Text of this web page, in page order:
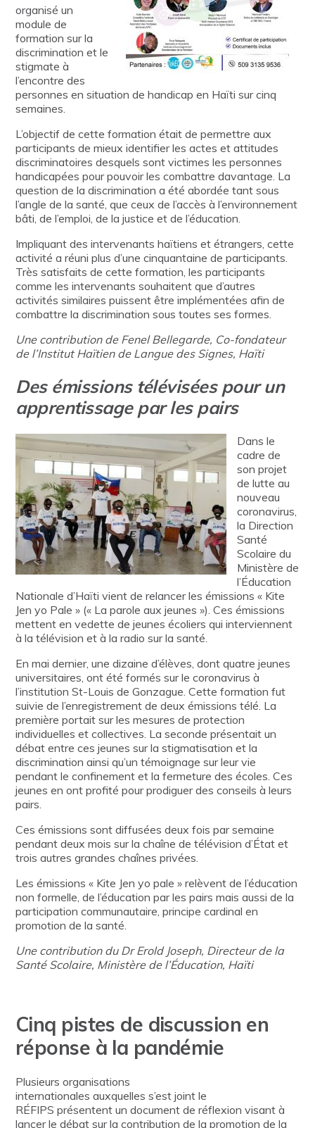
organisé un
module de
formation sur la
discrimination et le
stigmate à
l’encontre des
personnes en situation de handicap en Haïti sur cinq
semaines.
L’objectif de cette formation était de permettre aux
participants de mieux identifier les actes et attitudes
discriminatoires desquels sont victimes les personnes
handicapées pour pouvoir les combattre davantage. La
question de la discrimination a été abordée tant sous
l’angle de la santé, que ceux de l’accès à l’environnement
bâti, de l’emploi, de la justice et de l’éducation.
Impliquant des intervenants haïtiens et étrangers, cette
activité a réuni plus d’une cinquantaine de participants.
Très satisfaits de cette formation, les participants
comme les intervenants souhaitent que d’autres
activités similaires puissent être implémentées afin de
combattre la discrimination sous toutes ses formes.
Une contribution de Fenel Bellegarde, Co-fondateur
de l’Institut Haïtien de Langue des Signes, Haïti
Des émissions télévisées pour un
apprentissage par les pairs
Dans le
cadre de
son projet
de lutte au
nouveau
coronavirus,
la Direction
Santé
Scolaire du
Ministère de
l’Éducation
Nationale d’Haïti vient de relancer les émissions « Kite
Jen yo Pale » (« La parole aux jeunes »). Ces émissions
mettent en vedette de jeunes écoliers qui interviennent
à la télévision et à la radio sur la santé.
En mai dernier, une dizaine d’élèves, dont quatre jeunes
universitaires, ont été formés sur le coronavirus à
l’institution St-Louis de Gonzague. Cette formation fut
suivie de l’enregistrement de deux émissions télé. La
première portait sur les mesures de protection
individuelles et collectives. La seconde présentait un
débat entre ces jeunes sur la stigmatisation et la
discrimination ainsi qu’un témoignage sur leur vie
pendant le confinement et la fermeture des écoles. Ces
jeunes en ont profité pour prodiguer des conseils à leurs
pairs.
Ces émissions sont diffusées deux fois par semaine
pendant deux mois sur la chaîne de télévision d’État et
trois autres grandes chaînes privées.
Les émissions « Kite Jen yo pale » relèvent de l’éducation
non formelle, de l’éducation par les pairs mais aussi de la
participation communautaire, principe cardinal en
promotion de la santé.
Une contribution du Dr Erold Joseph, Directeur de la
Santé Scolaire, Ministère de l’Éducation, Haïti
Cinq pistes de discussion en
réponse à la pandémie
Plusieurs organisations
internationales auxquelles s’est joint le
RÉFIPS présentent un document de réflexion visant à
lancer le débat sur la contribution de la promotion de la